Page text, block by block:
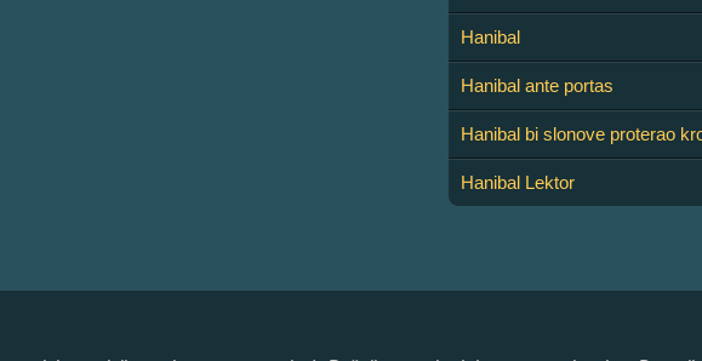
Hanibal
Hanibal ante portas
Hanibal bi slonove proterao
Hanibal Lektor